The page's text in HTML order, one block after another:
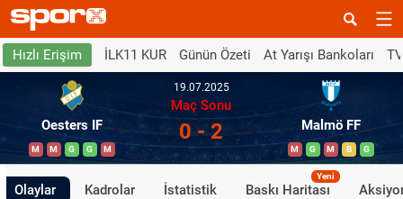
Hızlı Erişim İLK11 KUR Günün Özeti At Yarışı Bankoları
Oesters IF
M M G G M
19.07.2025
Maç Sonu
0 - 2 Malmö FF
M G M B G
Olaylar Kadrolar İstatistik Baskı Haritası
Yeni